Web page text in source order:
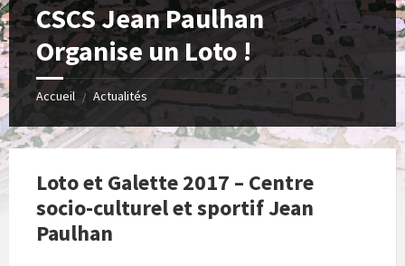
CSCS Jean Paulhan
Organise un Loto !
Accueil / Actualités
Loto et Galette 2017 – Centre
socio-culturel et sportif Jean
Paulhan